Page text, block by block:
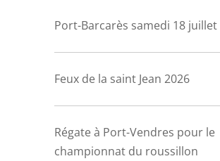
Port-Barcarès samedi 18 juillet
Feux de la saint Jean 2026
Régate à Port-Vendres pour le
championnat du roussillon